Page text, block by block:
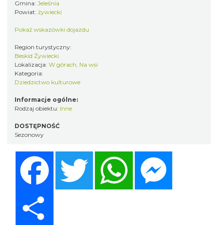
Gmina: Jeleśnia
Powiat: żywiecki
Pokaż wskazówki dojazdu
Region turystyczny:
Beskid Żywiecki
Lokalizacja: W górach, Na wsi
Kategoria:
Dziedzictwo kulturowe
Informacje ogólne:
Rodzaj obiektu: Inne
DOSTĘPNOŚĆ
Sezonowy
Twitter WhatsApp